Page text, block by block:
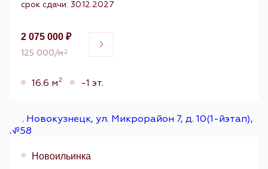
срок сдачи: 30.12.2027
2 075 000 ₽
125 000/м2
16.6 м2 -1 эт.
Новоильинка